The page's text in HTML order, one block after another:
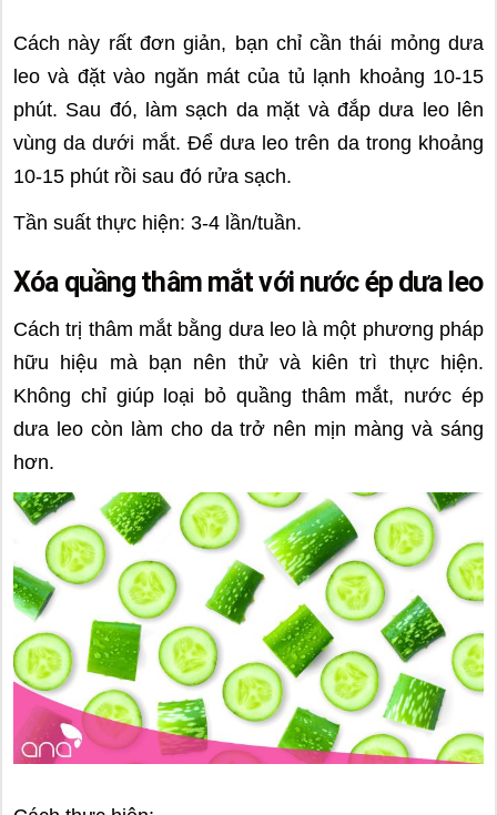
Cách này rất đơn giản, bạn chỉ cần thái mỏng dưa
leo và đặt vào ngăn mát của tủ lạnh khoảng 10-15
phút. Sau đó, làm sạch da mặt và đắp dưa leo lên
vùng da dưới mắt. Để dưa leo trên da trong khoảng
10-15 phút rồi sau đó rửa sạch.
Tần suất thực hiện: 3-4 lần/tuần.
Xóa quầng thâm mắt với nước ép dưa leo
Cách trị thâm mắt bằng dưa leo là một phương pháp
hữu hiệu mà bạn nên thử và kiên trì thực hiện.
Không chỉ giúp loại bỏ quầng thâm mắt, nước ép
dưa leo còn làm cho da trở nên mịn màng và sáng
hơn.